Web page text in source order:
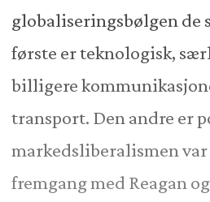
globaliseringsbølgen de
første er teknologisk,
billigere
transport. Den andre er
markedsliberalismen
fremgang med Reagan